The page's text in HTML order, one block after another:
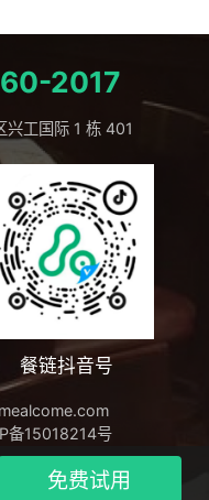
2017
兴工国际 1 栋 401
餐链抖音号
备15018214号
免费试用